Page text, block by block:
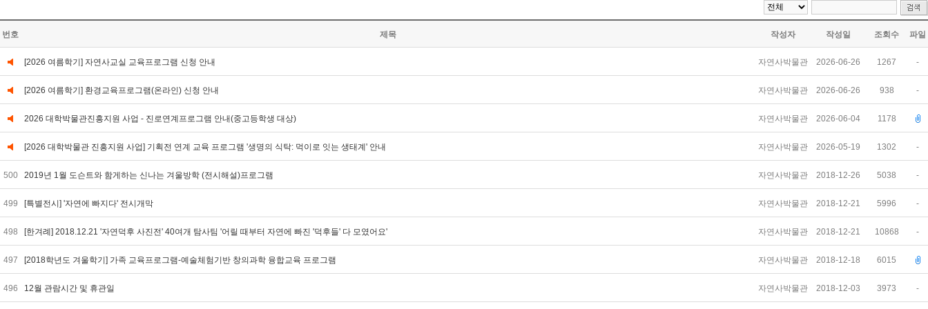
번호 제목 작성자 작성일 조회수 파일
[2026 여름학기] 자연사교실 교육프로그램 신청 안내 자연사박물관 2026-06-26 1267 -
[2026 여름학기] 환경교육프로그램(온라인) 신청 안내 자연사박물관 2026-06-26 938 -
2026 대학박물관진흥지원 사업 - 진로연계프로그램 안내(중고등학생 대상) 자연사박물관 2026-06-04 1178
[2026 대학박물관 진흥지원 사업] 기획전 연계 교육 프로그램 '생명의 식탁: 먹이로 잇는 생태계' 안내 자연사박물관 2026-05-19 1302 -
500 2019년 1월 도슨트와 함게하는 신나는 겨울방학 (전시해설)프로그램 자연사박물관 2018-12-26 5038 -
499 [특별전시] '자연에 빠지다' 전시개막 자연사박물관 2018-12-21 5996 -
498 [한겨례] 2018.12.21 '자연덕후 사진전' 40여개 탐사팀 '어릴 때부터 자연에 빠진 '덕후들' 다 모였어요' 자연사박물관 2018-12-21 10868 -
497 [2018학년도 겨울학기] 가족 교육프로그램-예술체험기반 창의과학 융합교육 프로그램 자연사박물관 2018-12-18 6015
496 12월 관람시간 및 휴관일 자연사박물관 2018-12-03 3973 -